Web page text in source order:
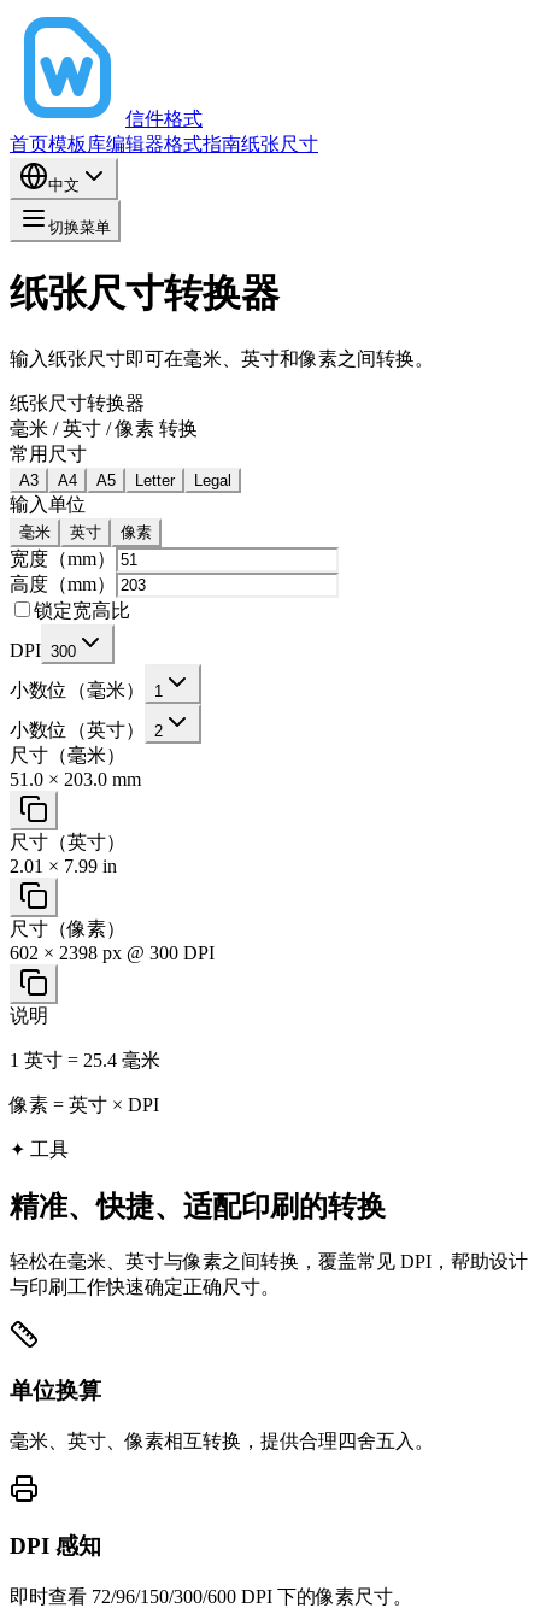
信件格式
首页模板库编辑器格式指南纸张尺寸
中文
切换菜单
纸张尺寸转换器
输入纸张尺寸即可在毫米、英寸和像素之间转换。
纸张尺寸转换器
毫米 / 英寸 / 像素 转换
常用尺寸
A3 A4 A5 Letter Legal
输入单位
毫米 英寸 像素
宽度（mm）
高度（mm）
锁定宽高比
DPI 300
小数位（毫米） 1
小数位（英寸） 2
尺寸（毫米）
51.0 × 203.0 mm
尺寸（英寸）
2.01 × 7.99 in
尺寸（像素）
602 × 2398 px @ 300 DPI
说明
1 英寸 = 25.4 毫米
像素 = 英寸 × DPI
✦ 工具
精准、快捷、适配印刷的转换
轻松在毫米、英寸与像素之间转换，覆盖常见 DPI，帮助设计
与印刷工作快速确定正确尺寸。
单位换算
毫米、英寸、像素相互转换，提供合理四舍五入。
DPI 感知
即时查看 72/96/150/300/600 DPI 下的像素尺寸。